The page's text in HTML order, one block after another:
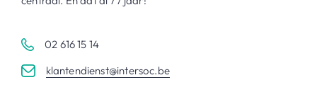
02 616 15 14
klantendienst@intersoc.be